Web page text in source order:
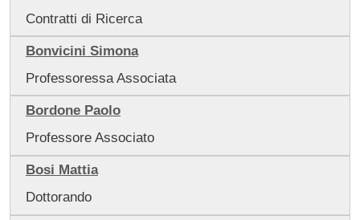
Contratti di Ricerca
Bonvicini Simona
Professoressa Associata
Bordone Paolo
Professore Associato
Bosi Mattia
Dottorando